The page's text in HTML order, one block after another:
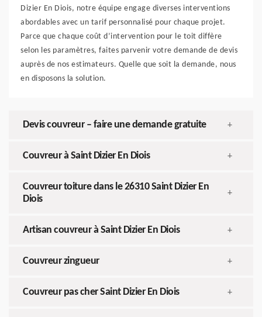
Dizier En Diois, notre équipe engage diverses interventions
abordables avec un tarif personnalisé pour chaque projet.
Parce que chaque coût d’intervention pour le toit diffère
selon les paramètres, faites parvenir votre demande de devis
auprès de nos estimateurs. Quelle que soit la demande, nous
en disposons la solution.
Devis couvreur – faire une demande gratuite +
Couvreur à Saint Dizier En Diois +
Couvreur toiture dans le 26310 Saint Dizier En
Diois
+
Artisan couvreur à Saint Dizier En Diois +
Couvreur zingueur +
Couvreur pas cher Saint Dizier En Diois +